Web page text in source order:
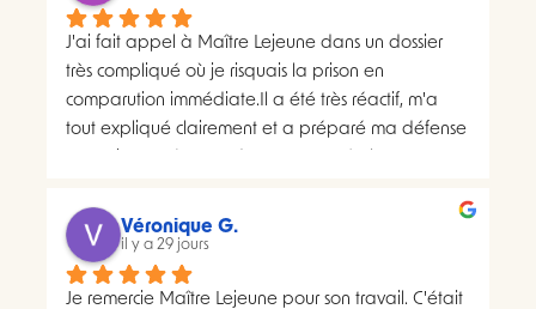
analyse juridique.Après avoir consulté les
nombreux avis positifs concernant Maître Lejeune,
je lui ai envoyé par courriel l’intégralité de mon
dossier. Je lui ai également demandé, à plusieurs
reprises, de m’indiquer clairement le montant de
proposé un rendez-vous de 30 minutes facturé
200 euros. Pourtant, il disposait déjà de toutes les
pièces de mon dossier et semblait considérer que
les chances de succès d’un recours étaient très
J'ai fait appel à Maître Lejeune dans un dossier
très compliqué où je risquais la prison en
comparution immédiate.Il a été très réactif, m'a
tout expliqué clairement et a préparé ma défense
sérieux, humain et très investi. Merci encore pour
tout, je le recommande sans hésiter.
Véronique G.
il y a 29 jours
Je remercie Maître Lejeune pour son travail. C'était